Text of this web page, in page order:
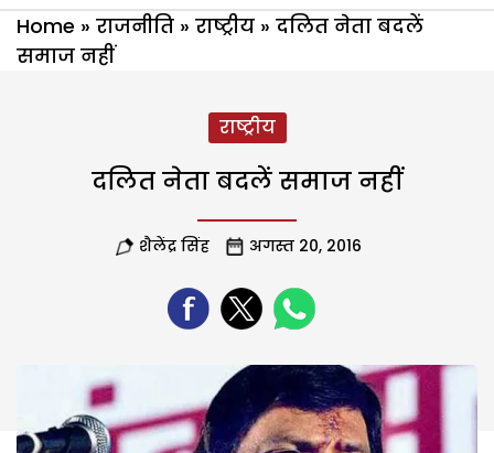
Home » राजनीति » राष्ट्रीय » दलित नेता बदलें
समाज नहीं
राष्ट्रीय
दलित नेता बदलें समाज नहीं
शैलेंद्र सिंह अगस्त 20, 2016